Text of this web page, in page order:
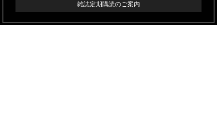
雑誌定期購読のご案内